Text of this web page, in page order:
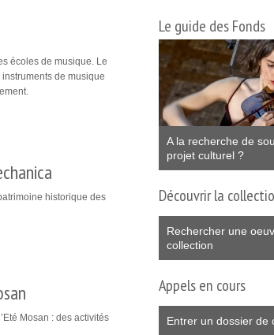
écoles de musique. Le
de musique
historique des
Mosan : des activités
Le guide des Fonds
A la recherche de
projet culturel ?
Découvrir la
Rechercher une
collection
Appels en cours
Entrer un dossier de